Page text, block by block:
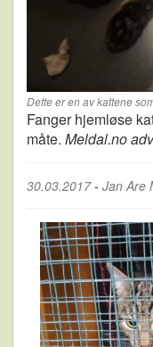
Dette er en av kattene
Fanger hjemløse
måte. Meldal.no
30.03.2017- Jan Are